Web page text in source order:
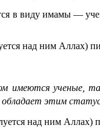
в виду имамы —
над ним Аллах)
имеются ученые,
обладает этим
над ним Аллах)